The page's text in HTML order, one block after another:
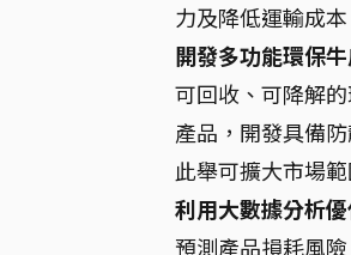
力及降低運輸成本
開發多功能環保牛
可回收、可降解
產品，開發具備
此舉可擴大市場
利用大數據分析優
預測產品損耗風